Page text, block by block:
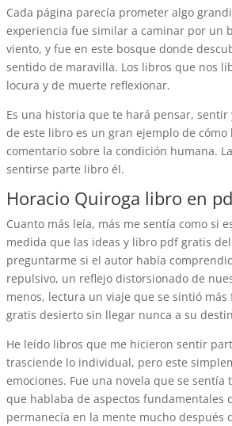
Cada página parecía prometer algo
experiencia fue similar a caminar por un
viento, y fue en este bosque donde
sentido de maravilla. Los libros que nos
locura y de muerte reflexionar.
Es una historia que te hará pensar,
de este libro es un gran ejemplo de
comentario sobre la condición humana.
sentirse parte libro él.
Horacio Quiroga libro en
Cuanto más leía, más me sentía como si
medida que las ideas y libro pdf gratis
preguntarme si el autor había
repulsivo, un reflejo distorsionado de
menos, lectura un viaje que se sintió
gratis desierto sin llegar nunca a su
He leído libros que me hicieron sentir
trasciende lo individual, pero este
emociones. Fue una novela que se
que hablaba de aspectos fundamentales
permanecía en la mente mucho después